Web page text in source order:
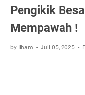
Pengikik
Mempawah !
by Ilham Juli 05, 2025